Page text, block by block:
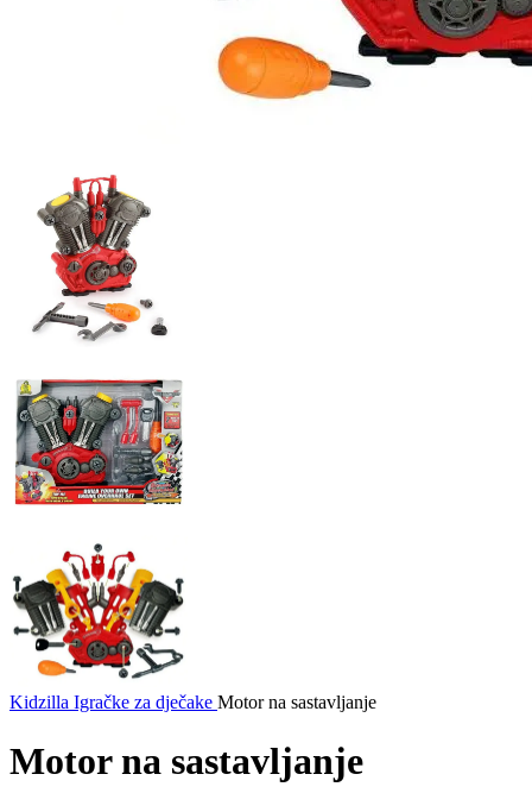
Kidzilla Igračke za dječake Motor na sastavljanje
Motor na sastavljanje